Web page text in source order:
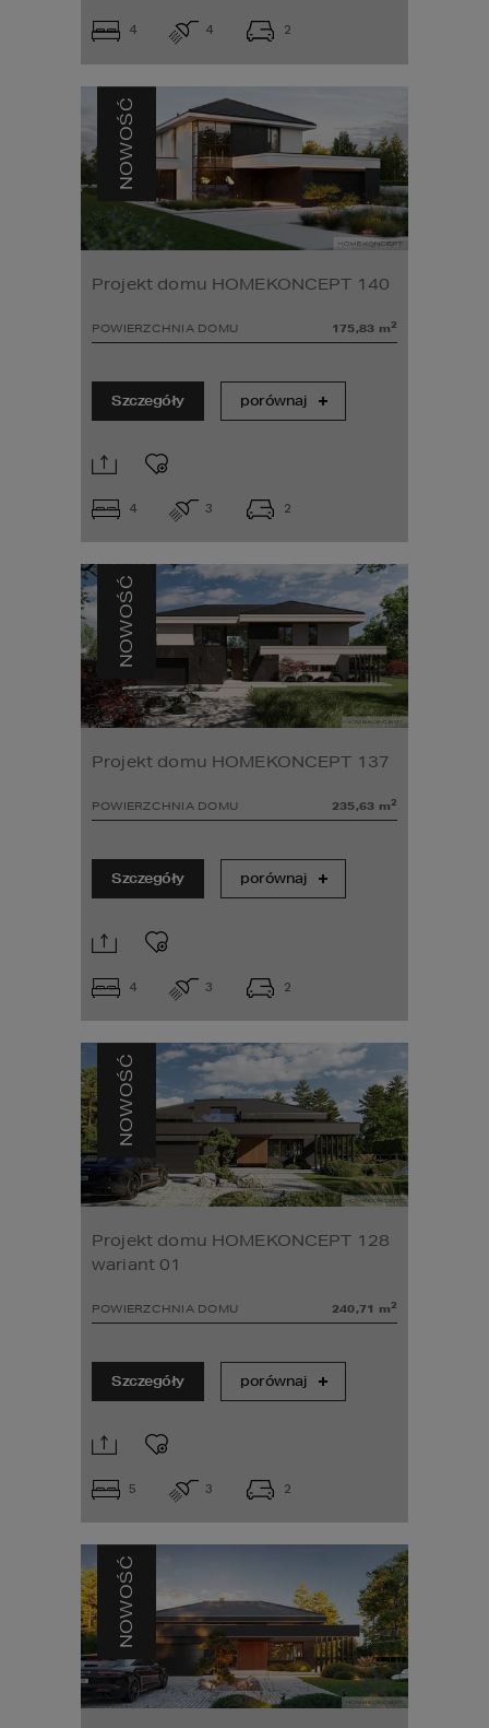
4 4 2
NOWOŚĆ
Projekt domu HOMEKONCEPT 140
POWIERZCHNIA DOMU 175,83 m2
4 3 2
Szczegóły porównaj
NOWOŚĆ
Projekt domu HOMEKONCEPT 137
POWIERZCHNIA DOMU 235,63 m2
4 3 2
Szczegóły porównaj
NOWOŚĆ
Projekt domu HOMEKONCEPT 128
wariant 01
POWIERZCHNIA DOMU 240,71 m2
5 3 2
Szczegóły porównaj
NOWOŚĆ